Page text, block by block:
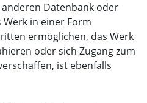
Datenbank oder
in einer Form
ermöglichen, das Werk
oder sich Zugang zum
ist ebenfalls